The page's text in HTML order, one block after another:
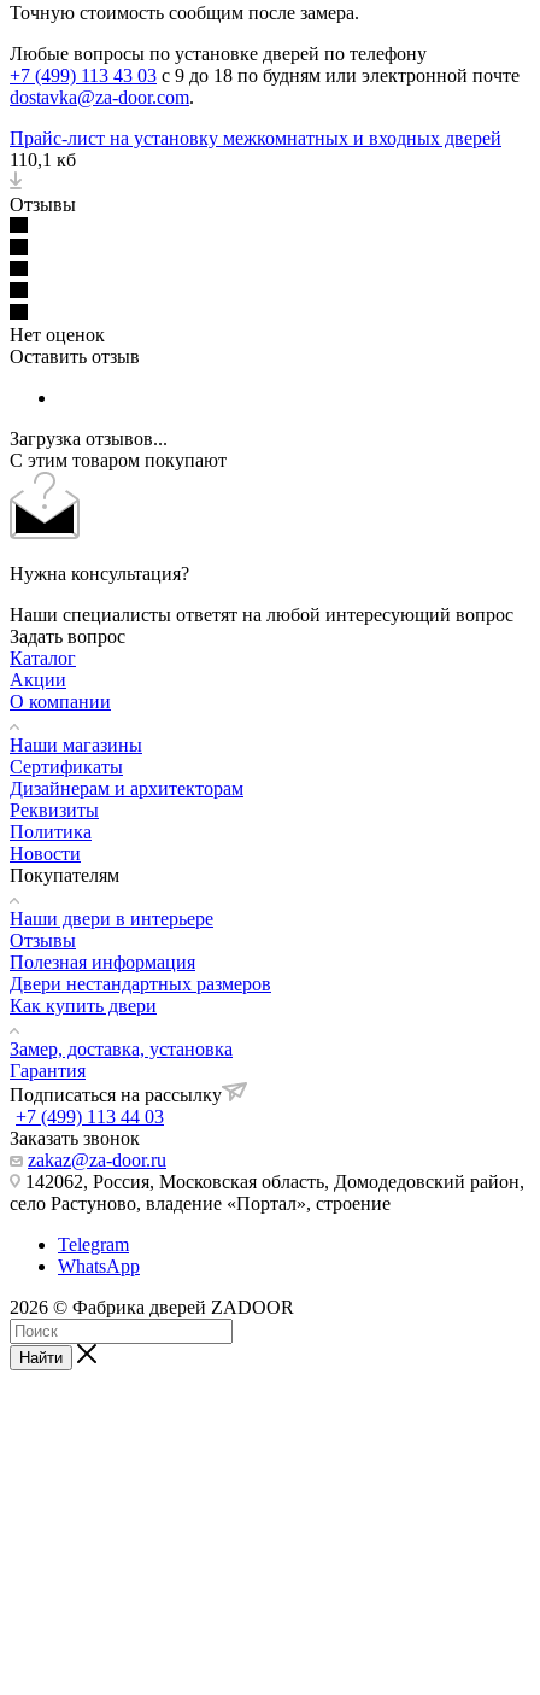
Точную стоимость сообщим после замера.
Любые вопросы по установке дверей по телефону
+7 (499) 113 43 03 с 9 до 18 по будням или электронной почте
dostavka@za-door.com.
Прайс-лист на установку межкомнатных и входных дверей
110,1 кб
Отзывы
Нет оценок
Оставить отзыв
Загрузка отзывов...
С этим товаром покупают
Нужна консультация?
Наши специалисты ответят на любой интересующий вопрос
Задать вопрос
Каталог
Акции
О компании
Наши магазины
Сертификаты
Дизайнерам и архитекторам
Реквизиты
Политика
Новости
Покупателям
Наши двери в интерьере
Отзывы
Полезная информация
Двери нестандартных размеров
Как купить двери
Замер, доставка, установка
Гарантия
Подписаться на рассылку
+7 (499) 113 44 03
Заказать звонок
zakaz@za-door.ru
142062, Россия, Московская область, Домодедовский район,
село Растуново, владение «Портал», строение
Telegram
WhatsApp
2026 © Фабрика дверей ZADOOR
Найти